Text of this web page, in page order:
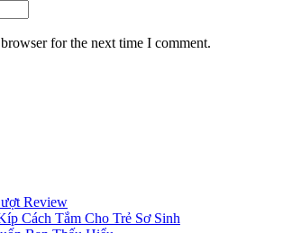
for the next time I comment.
Review
Cách Tắm Cho Trẻ Sơ Sinh